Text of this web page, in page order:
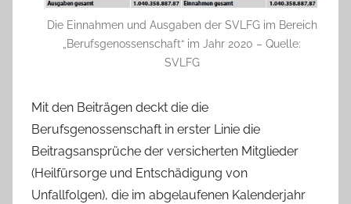
Die Einnahmen und Ausgaben der SVLFG im Bereich
„Berufsgenossenschaft“ im Jahr 2020 – Quelle:
SVLFG
Mit den Beiträgen deckt die die
Berufsgenossenschaft in erster Linie die
Beitragsansprüche der versicherten Mitglieder
(Heilfürsorge und Entschädigung von
Unfallfolgen), die im abgelaufenen Kalenderjahr